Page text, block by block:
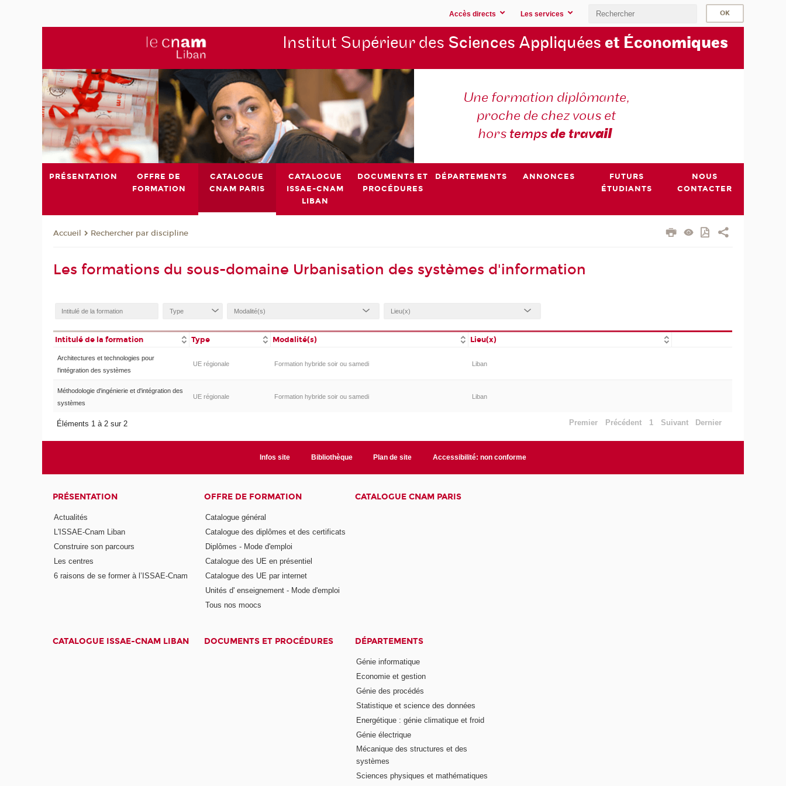
Accès directs Les services
Institut Supérieur des Sciences Appliquées et Économiques
Une formation diplômante,
proche de chez vous et
hors tempsde travail
PRÉSENTATION
OFFRE DE
FORMATION
CATALOGUE
CNAM PARIS
CATALOGUE
ISSAE-CNAM
LIBAN
DOCUMENTS ET
PROCÉDURES
DÉPARTEMENTS ANNONCES
FUTURS
ÉTUDIANTS
NOUS
CONTACTER
Accueil Rechercher par discipline
Les formations du sous-domaine Urbanisation des systèmes d'information
Intitulé de la formation Type Modalité(s) Lieu(x)
Architectures et technologies pour
l'intégration des systèmes
UE régionale Formation hybride soir ou samedi Liban
Méthodologie d'ingénierie et d'intégration des
systèmes
UE régionale Formation hybride soir ou samedi Liban
Éléments 1 à 2 sur 2 Premier Précédent 1 Suivant Dernier
Infos site Bibliothèque Plan de site Accessibilité: non conforme
PRÉSENTATION
Actualités
L'ISSAE-Cnam Liban
Construire son parcours
Les centres
6 raisons de se former à l’ISSAE-Cnam
OFFRE DE FORMATION
Catalogue général
Catalogue des diplômes et des certificats
Diplômes - Mode d'emploi
Catalogue des UE en présentiel
Catalogue des UE par internet
Unités d' enseignement - Mode d'emploi
Tous nos moocs
CATALOGUE CNAM PARIS
CATALOGUE ISSAE-CNAM LIBAN DOCUMENTS ET PROCÉDURES DÉPARTEMENTS
Génie informatique
Economie et gestion
Génie des procédés
Statistique et science des données
Energétique : génie climatique et froid
Génie électrique
Mécanique des structures et des
systèmes
Sciences physiques et mathématiques